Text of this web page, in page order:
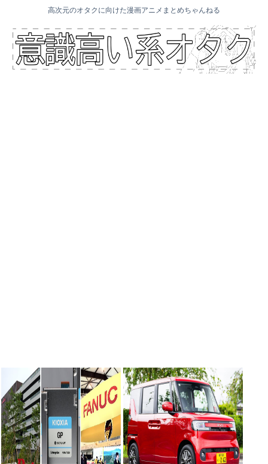
高次元のオタクに向けた漫画アニメまとめちゃんねる